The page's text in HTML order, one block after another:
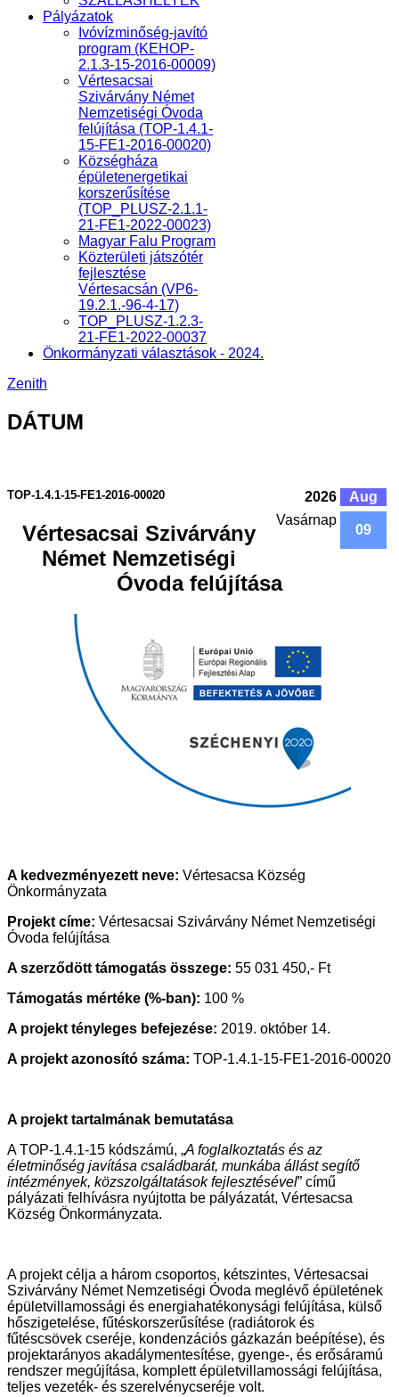
Pályázatok
Ivóvízminőség-javító
program (KEHOP-
2.1.3-15-2016-00009)
Vértesacsai
Szivárvány Német
Nemzetiségi Óvoda
felújítása (TOP-1.4.1-
15-FE1-2016-00020)
Községháza
épületenergetikai
korszerűsítése
(TOP_PLUSZ-2.1.1-
21-FE1-2022-00023)
Magyar Falu Program
Közterületi játszótér
fejlesztése
Vértesacsán (VP6-
19.2.1.-96-4-17)
TOP_PLUSZ-1.2.3-
21-FE1-2022-00037
Önkormányzati választások - 2024.
Zenith
DÁTUM
2026
Aug
Vasárnap
09
TOP-1.4.1-15-FE1-2016-00020
Vértesacsai Szivárvány
Német Nemzetiségi
Óvoda felújítása
A kedvezményezett neve: Vértesacsa Község
Önkormányzata
Projekt címe: Vértesacsai Szivárvány Német Nemzetiségi
Óvoda felújítása
A szerződött támogatás összege: 55 031 450,- Ft
Támogatás mértéke (%-ban): 100 %
A projekt tényleges befejezése: 2019. október 14.
A projekt azonosító száma: TOP-1.4.1-15-FE1-2016-00020
A projekt tartalmának bemutatása
A TOP-1.4.1-15 kódszámú, „A foglalkoztatás és az
életminőség javítása családbarát, munkába állást segítő
intézmények, közszolgáltatások fejlesztésével” című
pályázati felhívásra nyújtotta be pályázatát, Vértesacsa
Község Önkormányzata.
A projekt célja a három csoportos, kétszintes, Vértesacsai
Szivárvány Német Nemzetiségi Óvoda meglévő épületének
épületvillamossági és energiahatékonysági felújítása, külső
hőszigetelése, fűtéskorszerűsítése (radiátorok és
fűtéscsövek cseréje, kondenzációs gázkazán beépítése), és
projektarányos akadálymentesítése, gyenge-, és erősáramú
rendszer megújítása, komplett épületvillamossági felújítása,
teljes vezeték- és szerelvénycseréje volt.